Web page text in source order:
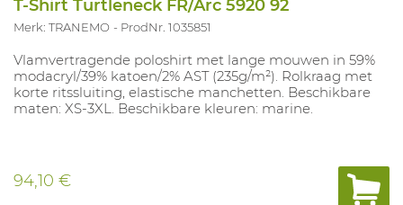
T-Shirt Turtleneck FR/Arc 5920 92
Merk: TRANEMO ProdNr. 1035851
Vlamvertragende poloshirt met lange mouwen in 59%
modacryl/39% katoen/2% AST (235g/m²). Rolkraag met
korte ritssluiting, elastische manchetten. Beschikbare
maten: XS-3XL. Beschikbare kleuren: marine.
94,10 €